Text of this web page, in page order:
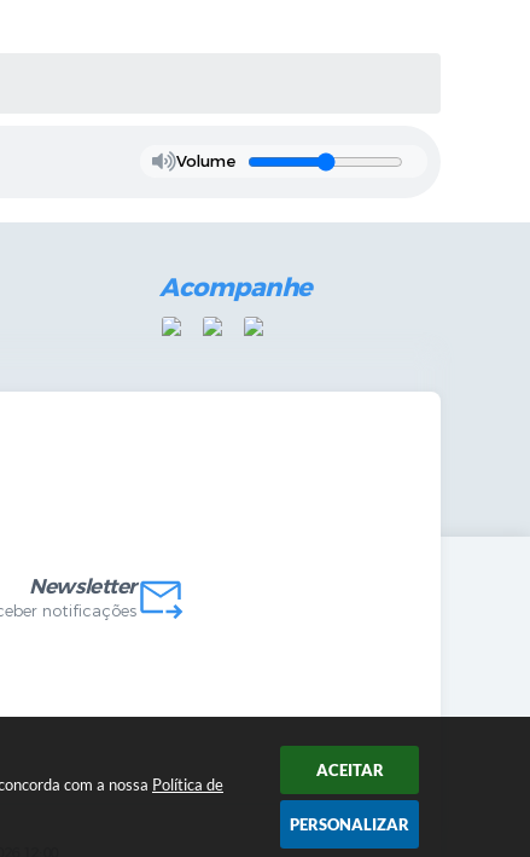
com a nossa Política de
ACEITAR
PERSONALIZAR
Volume
Internas
Acompanhe
Newsletter
notificações